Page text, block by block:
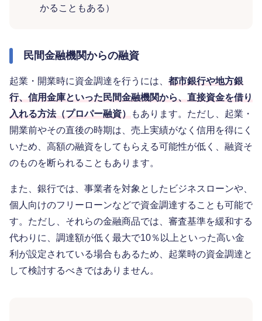
かることもある）
民間金融機関からの融資
起業・開業時に資金調達を行うには、 都市銀行や地方銀
行、信用金庫といった民間金融機関から、直接資金を借り
入れる方法（プロパー融資）
もあります。ただし、起業・
開業前やその直後の時期は、売上実績がなく信用を得にく
いため、高額の融資をしてもらえる可能性が低く、融資そ
のものを断られることもあります。
また、銀行では、事業者を対象としたビジネスローンや、
個人向けのフリーローンなどで資金調達することも可能で
す。ただし、それらの金融商品では、審査基準を緩和する
代わりに、調達額が低く最大で10％以上といった高い金
利が設定されている場合もあるため、起業時の資金調達と
して検討するべきではありません。